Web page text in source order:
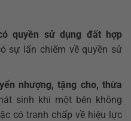
quyền sử dụng đất hợp
sự lấn chiếm về quyền sử
nhượng, tặng cho, thừa
sinh khi một bên không
có tranh chấp về hiệu lực